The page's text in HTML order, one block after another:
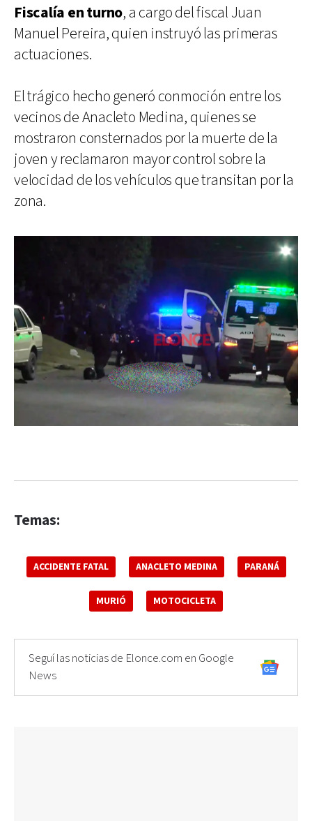
Fiscalía en turno, a cargo del fiscal Juan
Manuel Pereira, quien instruyó las primeras
actuaciones.
El trágico hecho generó conmoción entre los
vecinos de Anacleto Medina, quienes se
mostraron consternados por la muerte de la
joven y reclamaron mayor control sobre la
velocidad de los vehículos que transitan por la
zona.
Temas:
ACCIDENTE FATAL ANACLETO MEDINA PARANÁ
MURIÓ MOTOCICLETA
Seguí las noticias de Elonce.com en Google
News